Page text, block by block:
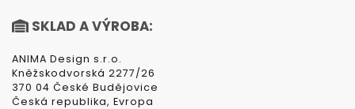
SKLAD A VÝROBA:
ANIMA Design s.r.o.
Kněžskodvorská 2277/26
370 04 České Budějovice
Česká republika, Evropa